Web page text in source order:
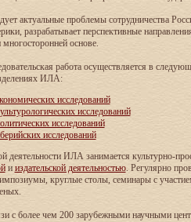
актуальные проблемы сотрудничества
разрабатывает перспективные
основе.
работа осуществляется в
ИЛА:
исследований
исследований
исследований
исследований
деятельности ИЛА занимается культурно-
и издательской деятельностью. Регулярно
круглые столы, семинары с
с более чем 200 зарубежными научными